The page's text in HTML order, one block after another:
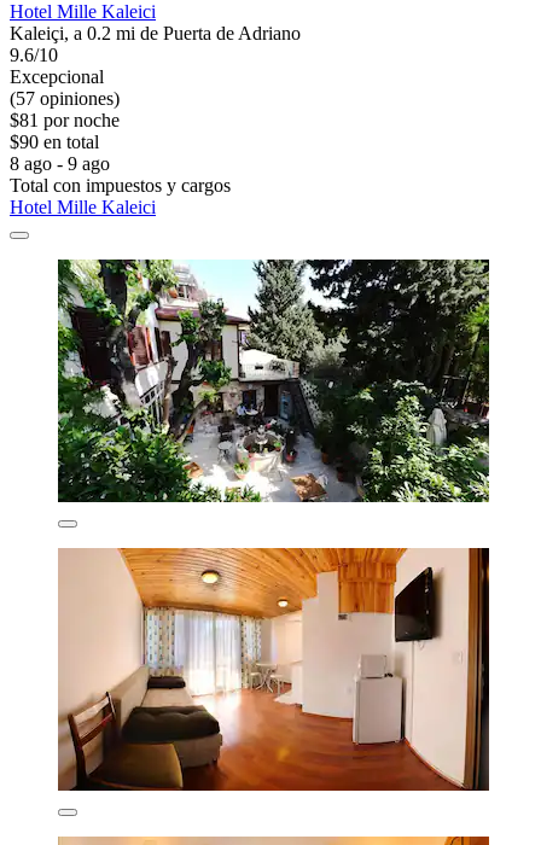
Hotel Mille Kaleici
Kaleiçi, a 0.2 mi de Puerta de Adriano
9.6/10
Excepcional
(57 opiniones)
$81 por noche
$90 en total
8 ago - 9 ago
Total con impuestos y cargos
Hotel Mille Kaleici